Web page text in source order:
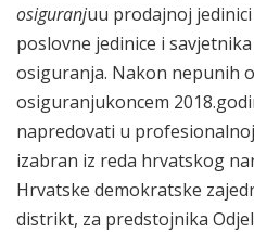
osiguranjuu prodajnoj
poslovne jedinice i
osiguranja. Nakon nepunih
osiguranjukoncem
napredovati u
izabran iz reda hrvatskog
Hrvatske demokratske
distrikt, za predstojnika